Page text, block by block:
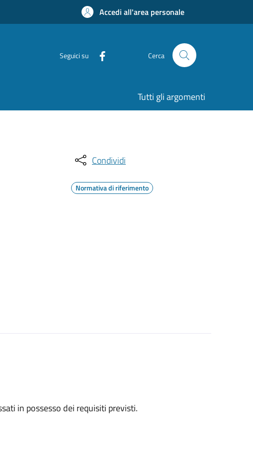
Accedi all'area personale
Seguici su Cerca
Tutti gli argomenti
Condividi
Normativa di riferimento
in possesso dei requisiti previsti.